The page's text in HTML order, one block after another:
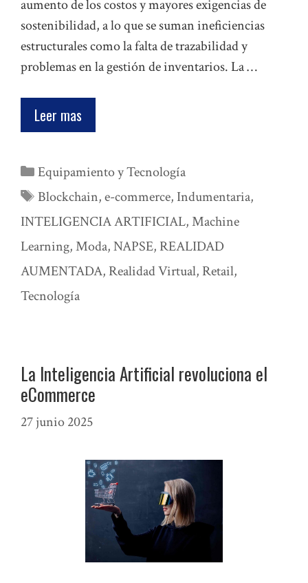
aumento de los costos y mayores exigencias de
sostenibilidad, a lo que se suman ineficiencias
estructurales como la falta de trazabilidad y
problemas en la gestión de inventarios. La …
Leer mas
Categorías
Equipamiento y Tecnología
Etiquetas
Blockchain,e-commerce, Indumentaria,
INTELIGENCIA ARTIFICIAL,Machine
Learning,Moda,NAPSE, REALIDAD
AUMENTADA, Realidad Virtual, Retail,
Tecnología
La Inteligencia Artificial revoluciona el
eCommerce
27 junio 2025